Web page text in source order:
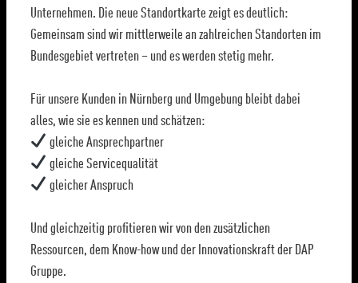
Unternehmen. Die neue Standortkarte zeigt es deutlich:
Gemeinsam sind wir mittlerweile an zahlreichen Standorten im
Bundesgebiet vertreten – und es werden stetig mehr.
Für unsere Kunden in Nürnberg und Umgebung bleibt dabei
alles, wie sie es kennen und schätzen:
gleiche Ansprechpartner
gleiche Servicequalität
gleicher Anspruch
Und gleichzeitig profitieren wir von den zusätzlichen
Ressourcen, dem Know-how und der Innovationskraft der DAP
Gruppe.